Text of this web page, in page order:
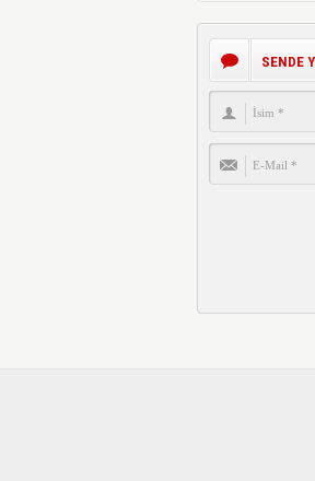
SENDE